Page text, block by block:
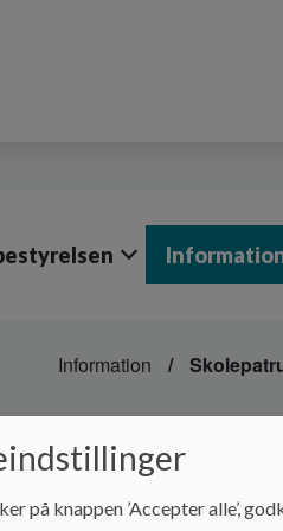
Information
Skolepatruljen skaber
på knappen ’Accepter alle’,